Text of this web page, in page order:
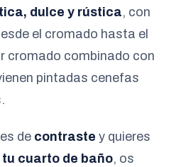
dulce y rústica, con
el cromado hasta el
cromado combinado con
pintadas cenefas
de contraste y quieres
cuarto de baño, os